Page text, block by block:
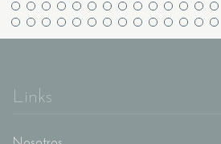
Links